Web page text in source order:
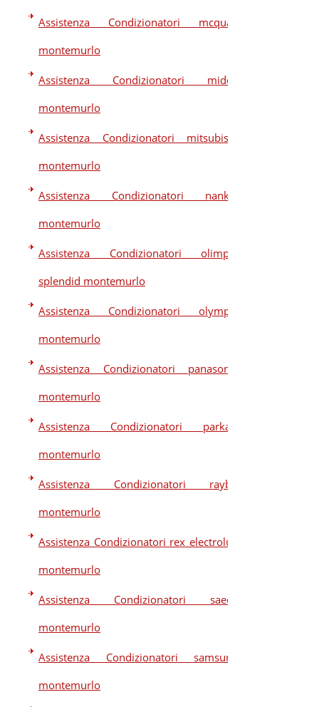
Assistenza Condizionatori mcquay
montemurlo
Assistenza Condizionatori midea
montemurlo
Assistenza Condizionatori mitsubishi
montemurlo
Assistenza Condizionatori nankaj
montemurlo
Assistenza Condizionatori olimpia
splendid montemurlo
Assistenza Condizionatori olympic
montemurlo
Assistenza Condizionatori panasonic
montemurlo
Assistenza Condizionatori parkair
montemurlo
Assistenza Condizionatori raybo
montemurlo
Assistenza Condizionatori rex electrolux
montemurlo
Assistenza Condizionatori saeco
montemurlo
Assistenza Condizionatori samsung
montemurlo